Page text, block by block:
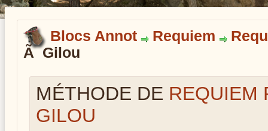
Blocs Annot Requiem
Ã Gilou
MÉTHODE DE REQUIEM
GILOU